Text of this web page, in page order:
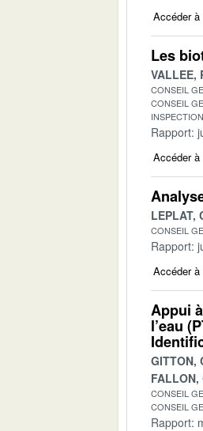
Accéder
Les
VALLEE,
CONSEIL
CONSEIL
Rapport:
Accéder
LEPLAT,
CONSEIL
Rapport:
Accéder
Appui
l’eau
GITTON,
FALLON,
CONSEIL
CONSEIL
Rapport: